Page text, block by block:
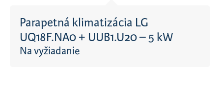
Parapetná klimatizácia LG
UQ18F.NA0 + UUB1.U20 – 5 kW
Na vyžiadanie